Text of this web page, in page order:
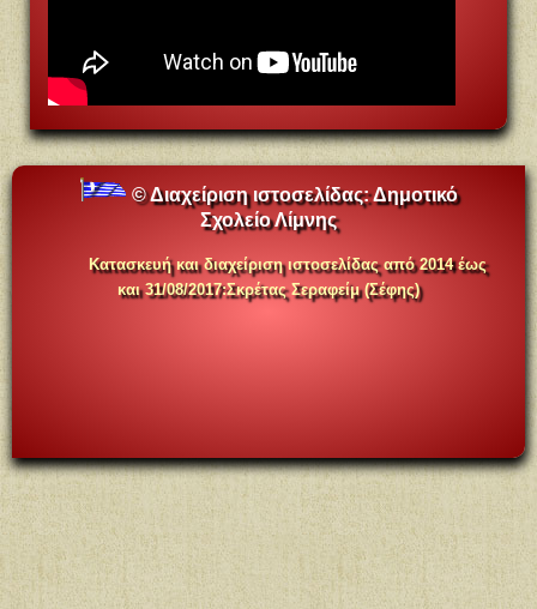
© Διαχείριση ιστοσελίδας:Δημοτικό
Σχολείο Λίμνης
Κατασκευή και διαχείριση ιστοσελίδαςαπό 2014 έως
και 31/08/2017:Σκρέτας Σεραφείμ (Σέφης)